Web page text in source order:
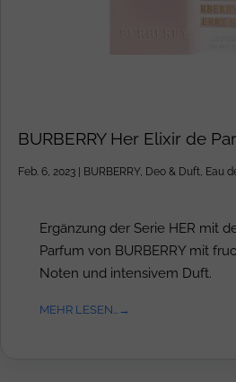
BURBERRY Her Elixir de
Feb. 6, 2023 BURBERRY, Deo & Duft, Eau
Ergänzung der Serie HER mit
Parfum von BURBERRY mit
Noten und intensivem Duft.
MEHR LESEN...